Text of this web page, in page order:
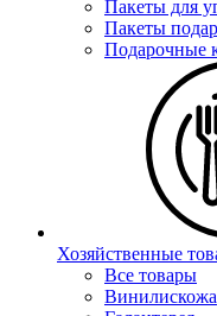
Пакеты для
Пакеты
Подарочные
Хозяйственные
Все товары
Винилискожа